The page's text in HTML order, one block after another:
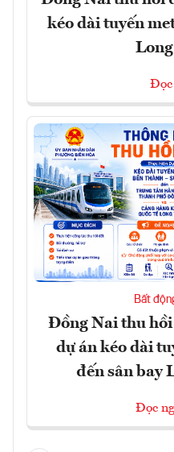
kéo dài tuyến
Đọc
Bất
Đồng Nai thu
dự án kéo dài
đến sân bay
Đọc